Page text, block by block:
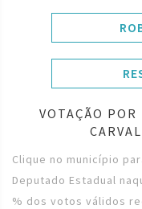
VOTAÇÃO
Clique no município
Deputado Estadual
% dos votos válidos